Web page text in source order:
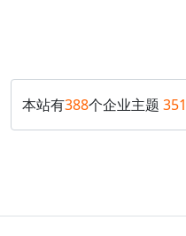
本站有388个企业主题 351